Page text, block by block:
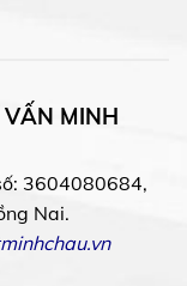
VẤN MINH
3604080684,
Nai.